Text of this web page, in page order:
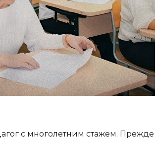
с многолетним стажем. Прежде